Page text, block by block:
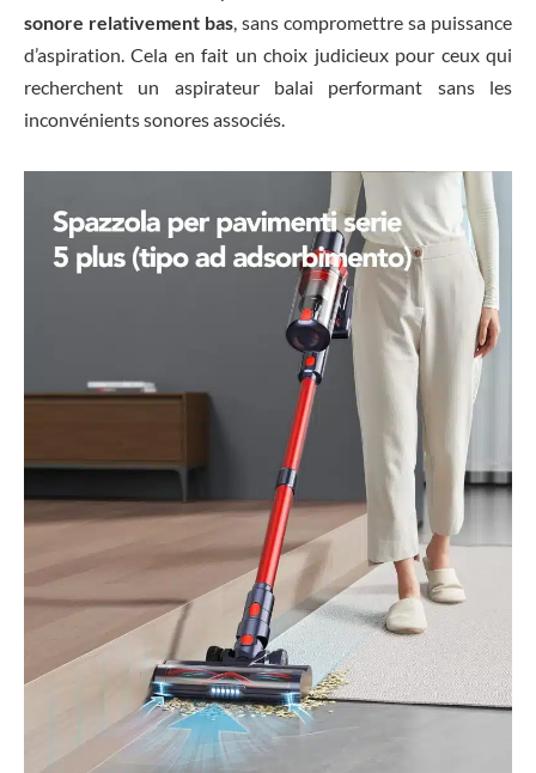
sonore relativement bas, sans compromettre sa puissance
d’aspiration. Cela en fait un choix judicieux pour ceux qui
recherchent un aspirateur balai performant sans les
inconvénients sonores associés.